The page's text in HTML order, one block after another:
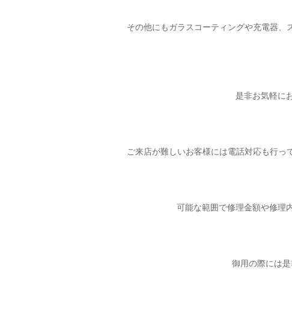
その他にもガラスコーティングや充電器、
是非お気軽に
ご来店が難しいお客様には電話対応も行っ
可能な範囲で修理金額や修理
御用の際には